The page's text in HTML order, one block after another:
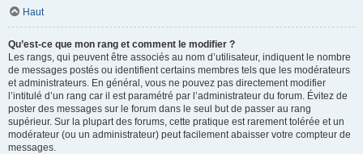
Haut
Qu’est-ce que mon rang et comment le modifier ?
Les rangs, qui peuvent être associés au nom d’utilisateur, indiquent le nombre
de messages postés ou identifient certains membres tels que les modérateurs
et administrateurs. En général, vous ne pouvez pas directement modifier
l’intitulé d’un rang car il est paramétré par l’administrateur du forum. Évitez de
poster des messages sur le forum dans le seul but de passer au rang
supérieur. Sur la plupart des forums, cette pratique est rarement tolérée et un
modérateur (ou un administrateur) peut facilement abaisser votre compteur de
messages.